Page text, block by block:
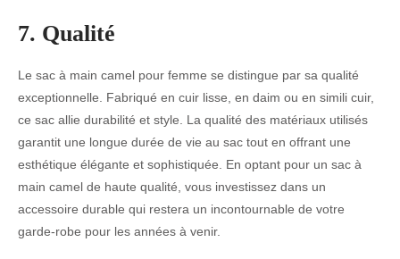
7. Qualité
Le sac à main camel pour femme se distingue par sa qualité
exceptionnelle. Fabriqué en cuir lisse, en daim ou en simili cuir,
ce sac allie durabilité et style. La qualité des matériaux utilisés
garantit une longue durée de vie au sac tout en offrant une
esthétique élégante et sophistiquée. En optant pour un sac à
main camel de haute qualité, vous investissez dans un
accessoire durable qui restera un incontournable de votre
garde-robe pour les années à venir.